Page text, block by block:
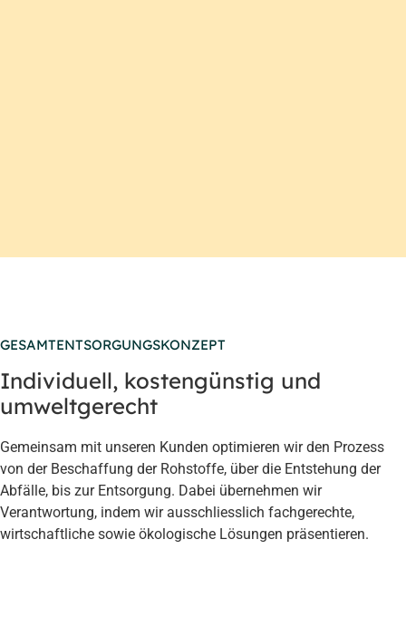
GESAMTENTSORGUNGSKONZEPT
Individuell, kostengünstig und
umweltgerecht
Gemeinsam mit unseren Kunden optimieren wir den Prozess
von der Beschaffung der Rohstoffe, über die Entstehung der
Abfälle, bis zur Entsorgung. Dabei übernehmen wir
Verantwortung, indem wir ausschliesslich fachgerechte,
wirtschaftliche sowie ökologische Lösungen präsentieren.